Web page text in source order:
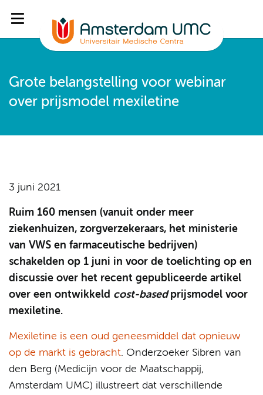
Grote belangstelling voor webinar
over prijsmodel mexiletine
3 juni 2021
Ruim 160 mensen (vanuit onder meer
ziekenhuizen, zorgverzekeraars, het ministerie
van VWS en farmaceutische bedrijven)
schakelden op 1 juni in voor de toelichting op en
discussie over het recent gepubliceerde artikel
over een ontwikkeld cost-basedprijsmodel voor
mexiletine.
Mexiletine is een oud geneesmiddel dat opnieuw
op de markt is gebracht. Onderzoeker Sibren van
den Berg (Medicijn voor de Maatschappij,
Amsterdam UMC) illustreert dat verschillende